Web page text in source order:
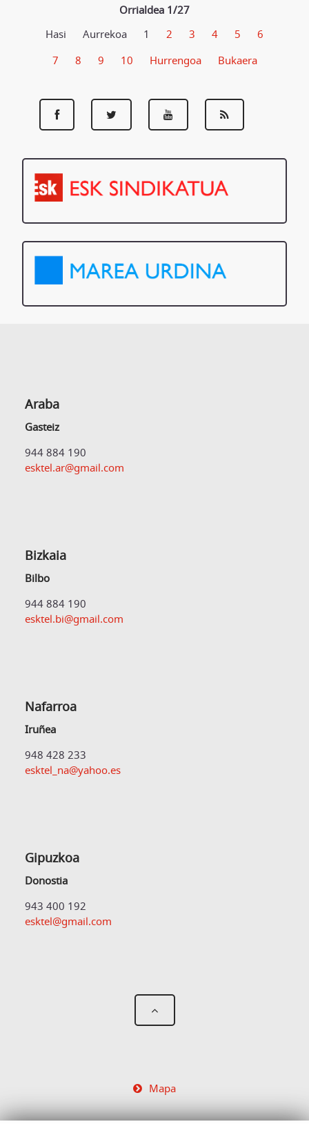
Orrialdea 1/27
Hasi
Aurrekoa 1 2 3 4 5
6
7
8 9 10 Hurrengoa Bukaera
Araba
Gasteiz
944 884 190
esktel.ar@gmail.com
Bizkaia
Bilbo
944 884 190
esktel.bi@gmail.com
Nafarroa
Iruñea
948 428 233
esktel_na@yahoo.es
Gipuzkoa
Donostia
943 400 192
esktel@gmail.com
Mapa